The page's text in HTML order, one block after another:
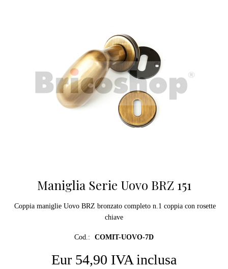
Maniglia Serie Uovo BRZ 151
Coppia maniglie Uovo BRZ bronzato completo n.1 coppia con rosette
chiave
Cod.: COMIT-UOVO-7D
Eur 54,90 IVA inclusa